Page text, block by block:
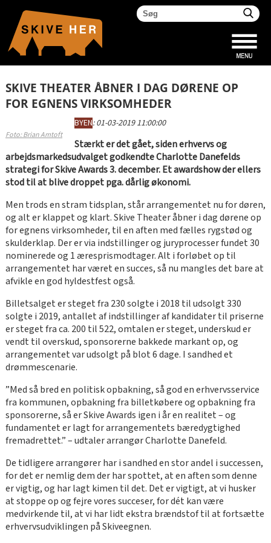
SKIVE THEATER ÅBNER I DAG DØRENE OP
FOR EGNENS VIRKSOMHEDER
Foto: Brian Amtoft
BYEN:01-03-2019 11:00:00
Stærkt er det gået, siden erhvervs og
arbejdsmarkedsudvalget godkendte Charlotte Danefelds
strategi for Skive Awards 3. december. Et awardshow der ellers
stod til at blive droppet pga. dårlig økonomi.
Men trods en stram tidsplan, står arrangementet nu for døren,
og alt er klappet og klart. Skive Theater åbner i dag dørene op
for egnens virksomheder, til en aften med fælles rygstød og
skulderklap. Der er via indstillinger og juryprocesser fundet 30
nominerede og 1 æresprismodtager. Alt i forløbet op til
arrangementet har været en succes, så nu mangles det bare at
afvikle en god hyldestfest også.
Billetsalget er steget fra 230 solgte i 2018 til udsolgt 330
solgte i 2019, antallet af indstillinger af kandidater til priserne
er steget fra ca. 200 til 522, omtalen er steget, underskud er
vendt til overskud, sponsorerne bakkede markant op, og
arrangementet var udsolgt på blot 6 dage. I sandhed et
drømmescenarie.
”Med så bred en politisk opbakning, så god en erhvervsservice
fra kommunen, opbakning fra billetkøbere og opbakning fra
sponsorerne, så er Skive Awards igen i år en realitet – og
fundamentet er lagt for arrangementets bæredygtighed
fremadrettet.” – udtaler arrangør Charlotte Danefeld.
De tidligere arrangører har i sandhed en stor andel i successen,
for det er nemlig dem der har spottet, at en aften som denne
er vigtig, og har lagt kimen til det. Det er vigtigt, at vi husker
at stoppe op og fejre vores succeser, for dét kan være
medvirkende til, at vi har lidt ekstra brændstof til at fortsætte
erhvervsudviklingen på Skiveegnen.